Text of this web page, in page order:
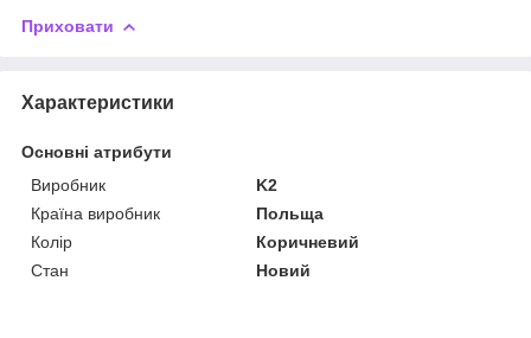
Приховати
Характеристики
Основні атрибути
Виробник
K2
Країна виробник
Польща
Колір
Коричневий
Стан
Новий